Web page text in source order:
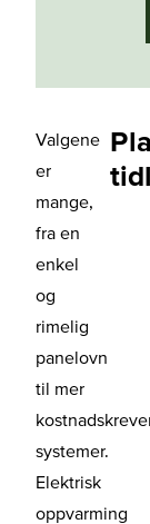
Valgene
er
mange,
fra en
enkel
og
rimelig
panelovn
til mer
systemer.
Elektrisk
oppvarming